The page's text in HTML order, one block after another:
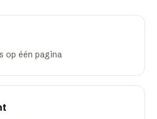
op één pagina